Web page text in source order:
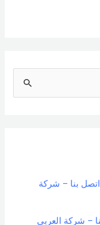
صيانة مكائن القهوة بحائل – 0551154864 اتصل بنا – شركة